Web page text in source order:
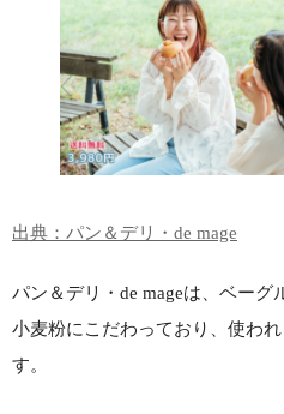
出典：パン＆デリ・de mage
パン＆デリ・de mageは、ベーグ
小麦粉にこだわっており、使わ
す。